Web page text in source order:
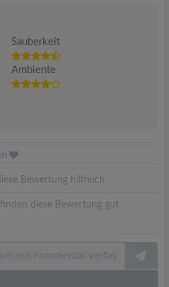
Sauberkeit
Ambiente
Bewertung hilfreich.
finden diese Bewertung gut